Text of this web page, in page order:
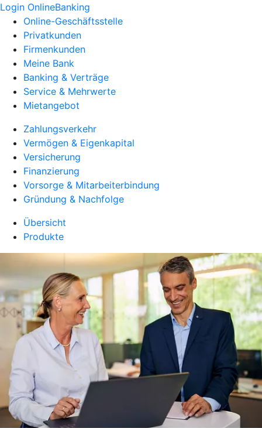
Login OnlineBanking
Online-Geschäftsstelle
Privatkunden
Firmenkunden
Meine Bank
Banking & Verträge
Service & Mehrwerte
Mietangebot
Zahlungsverkehr
Vermögen & Eigenkapital
Versicherung
Finanzierung
Vorsorge & Mitarbeiterbindung
Gründung & Nachfolge
Übersicht
Produkte